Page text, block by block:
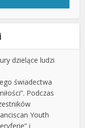
dzielące ludzi
świadectwa
Podczas
Youth
i